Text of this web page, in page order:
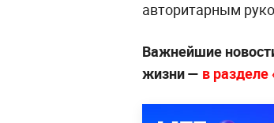
авторитарным
Важнейшие
жизни — в